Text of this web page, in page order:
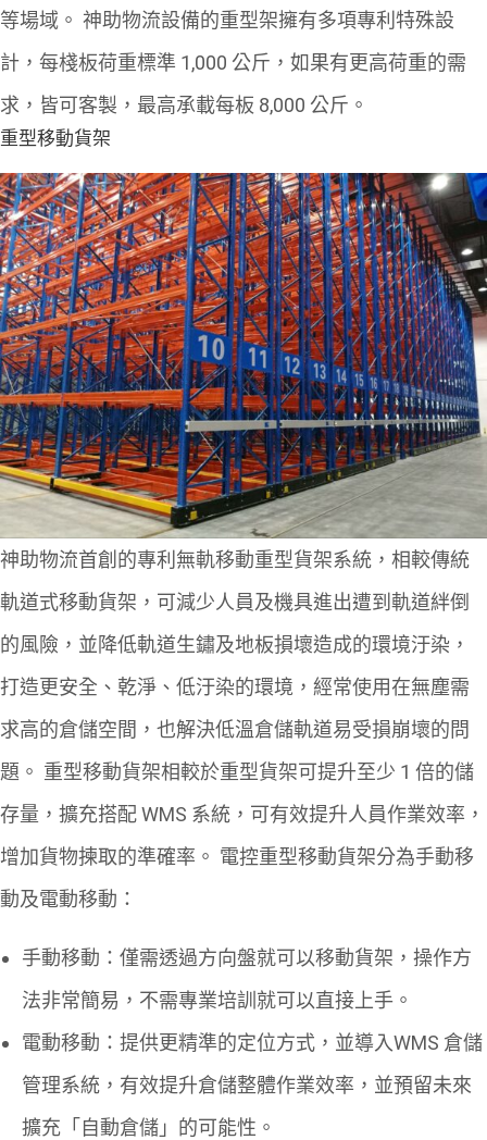
等場域。 神助物流設備的重型架擁有多項專利特殊設
計，每棧板荷重標準 1,000 公斤，如果有更高荷重的需
求，皆可客製，最高承載每板 8,000 公斤。
重型移動貨架
神助物流首創的專利無軌移動重型貨架系統，相較傳統
軌道式移動貨架，可減少人員及機具進出遭到軌道絆倒
的風險，並降低軌道生鏽及地板損壞造成的環境汙染，
打造更安全、乾淨、低汙染的環境，經常使用在無塵需
求高的倉儲空間，也解決低溫倉儲軌道易受損崩壞的問
題。 重型移動貨架相較於重型貨架可提升至少 1 倍的儲
存量，擴充搭配 WMS 系統，可有效提升人員作業效率，
增加貨物揀取的準確率。 電控重型移動貨架分為手動移
動及電動移動：
手動移動：僅需透過方向盤就可以移動貨架，操作方
法非常簡易，不需專業培訓就可以直接上手。
電動移動：提供更精準的定位方式，並導入WMS 倉儲
管理系統，有效提升倉儲整體作業效率，並預留未來
擴充「自動倉儲」的可能性。